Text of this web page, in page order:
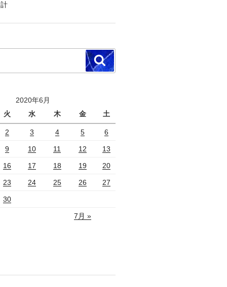
検
索
2020年6月
火 水 木 金 土
2 3 4 5 6
9 10 11 12 13
16 17 18 19 20
23 24 25 26 27
30
7月 »